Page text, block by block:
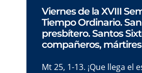
Viernes de la XVIII
Tiempo Ordinario.
presbítero. Santos
compañeros, mártires
Mt 25, 1-13. ¡Que llega el